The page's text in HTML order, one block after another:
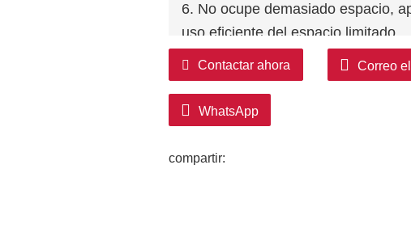
6. No ocupe demasiado espacio,
uso eficiente del espacio limitado.
Contactar ahora Correo
WhatsApp
compartir: